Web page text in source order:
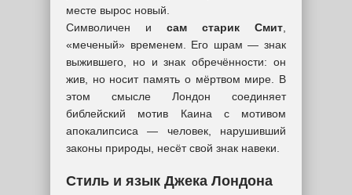
месте вырос новый.
Символичен и сам старик Смит
«меченый» временем. Его шрам — знак
выжившего, но и знак обречённости: он
жив, но носит память о мёртвом мире. В
этом смысле Лондон соединяет
библейский мотив Каина с мотивом
апокалипсиса — человек, нарушивший
законы природы, несёт свой знак навеки.
Стиль и язык Джека Лондона